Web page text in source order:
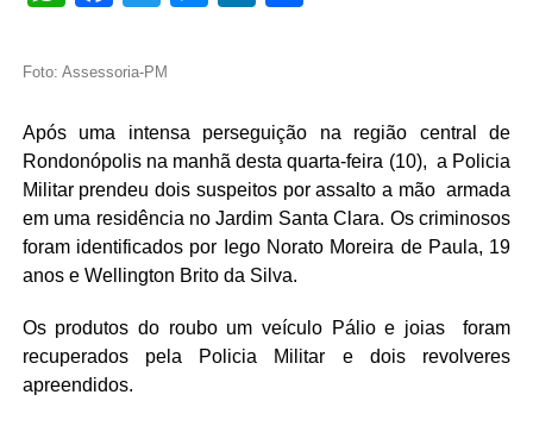
Foto: Assessoria-PM
Após uma intensa perseguição na região central de
Rondonópolis na manhã desta quarta-feira (10), a Policia
Militar prendeu dois suspeitos por assalto a mão armada
em uma residência no Jardim Santa Clara. Os criminosos
foram identificados por Iego Norato Moreira de Paula, 19
anos e Wellington Brito da Silva.
Os produtos do roubo um veículo Pálio e joias foram
recuperados pela Policia Militar e dois revolveres
apreendidos.